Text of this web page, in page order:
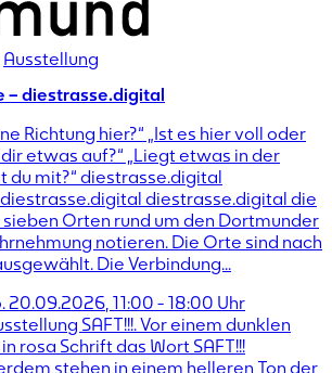
Ausstellung
– diestrasse.digital
Richtung hier?“ „Ist es hier voll oder
etwas auf?“ „Liegt etwas in der
du mit?“ diestrasse.digital
diestrasse.digital die
Orten rund um den Dortmunder
notieren. Die Orte sind nach
Die Verbindung...
20.09.2026 11:00 - 18:00 Uhr